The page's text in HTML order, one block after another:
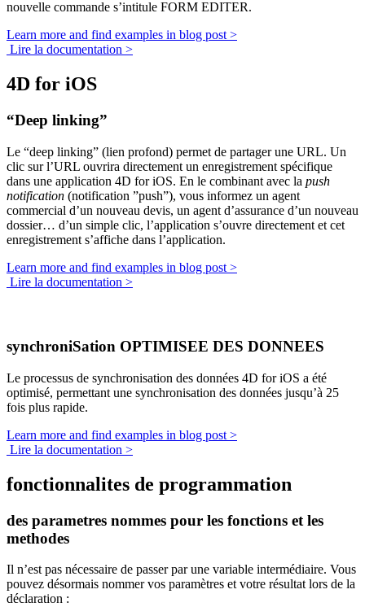
nouvelle commande s’intitule FORM EDITER.
Learn more and find examples in blog post >
Lire la documentation >
4D for iOS
“Deep linking”
Le “deep linking” (lien profond) permet de partager une URL. Un
clic sur l’URL ouvrira directement un enregistrement spécifique
dans une application 4D for iOS. En le combinant avec la push
notification (notification ”push”), vous informez un agent
commercial d’un nouveau devis, un agent d’assurance d’un nouveau
dossier… d’un simple clic, l’application s’ouvre directement et cet
enregistrement s’affiche dans l’application.
Learn more and find examples in blog post >
Lire la documentation >
synchroniSation OPTIMISEE DES DONNEES
Le processus de synchronisation des données 4D for iOS a été
optimisé, permettant une synchronisation des données jusqu’à 25
fois plus rapide.
Learn more and find examples in blog post >
Lire la documentation >
fonctionnalites de programmation
des parametres nommes pour les fonctions et les
methodes
Il n’est pas nécessaire de passer par une variable intermédiaire. Vous
pouvez désormais nommer vos paramètres et votre résultat lors de la
déclaration :